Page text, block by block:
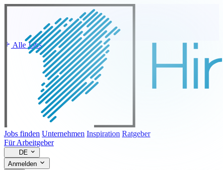
Jobs finden Unternehmen Inspiration Ratgeber
Für Arbeitgeber
DE
Anmelden
Alle Jobs